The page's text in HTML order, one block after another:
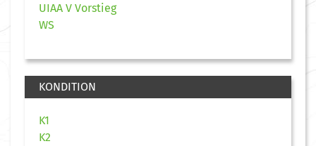
UIAA V Vorstieg
WS
KONDITION
K1
K2